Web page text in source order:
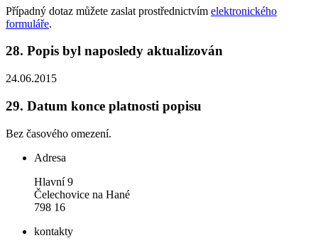
Případný dotaz můžete zaslat prostřednictvím elektronického
formuláře.
28. Popis byl naposledy aktualizován
24.06.2015
29. Datum konce platnosti popisu
Bez časového omezení.
Adresa
Hlavní 9
Čelechovice na Hané
798 16
kontakty